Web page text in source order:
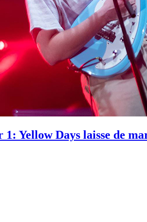
Yellow Days laisse de